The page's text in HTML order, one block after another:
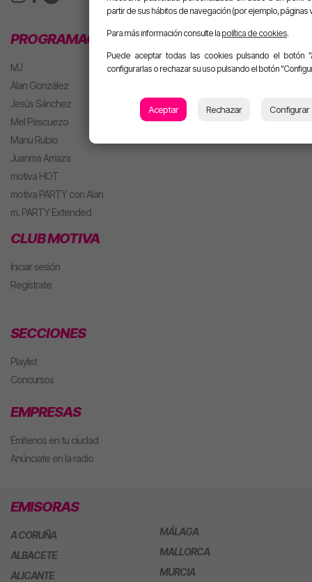
PROGRAMACIÓN
MJ
Alan González
Jesús Sánchez
Mel Pescuezo
Manu Rubio
Juanma Arriaza
motiva HOT
motiva PARTY con Alan
m. PARTY Extended
CLUB MOTIVA
Iniciar sesión
Regístrate
SECCIONES
Playlist
Concursos
EMPRESAS
Emítenos en tu ciudad
Anúnciate en la radio
EMISORAS
A CORUÑA
ALBACETE
ALICANTE
MÁLAGA
MALLORCA
MURCIA
partir de sus hábitos de navegación (por ejemplo, páginas
Para más información consulte la política de cookies.
Puede aceptar todas las cookies pulsando el botón
configurarlas o rechazar su uso pulsando el botón
Aceptar Rechazar Configurar